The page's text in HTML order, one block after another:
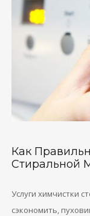
Как
Стиральной
Услуги химчистки
сэкономить,